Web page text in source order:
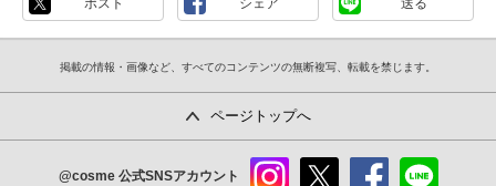
ポスト シェア 送る
掲載の情報・画像など、すべてのコンテンツの無断複写、転載を禁じます。
ページトップへ
@cosme 公式SNSアカウント